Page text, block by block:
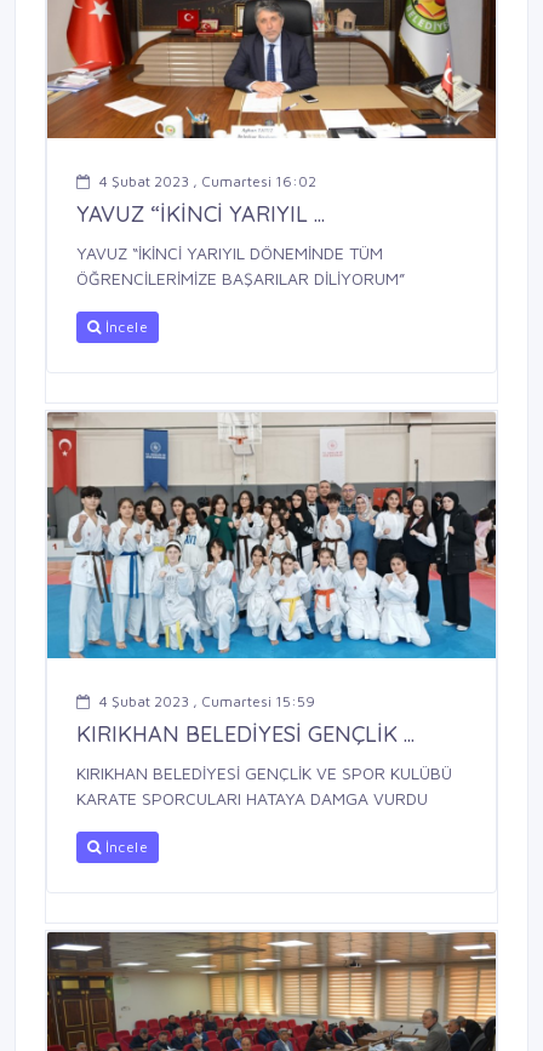
4 Şubat 2023 , Cumartesi 16:02
YAVUZ “İKİNCİ YARIYIL ...
YAVUZ “İKİNCİ YARIYIL DÖNEMİNDE TÜM
ÖĞRENCİLERİMİZE BAŞARILAR DİLİYORUM”
İncele
4 Şubat 2023 , Cumartesi 15:59
KIRIKHAN BELEDİYESİ GENÇLİK ...
KIRIKHAN BELEDİYESİ GENÇLİK VE SPOR KULÜBÜ
KARATE SPORCULARI HATAYA DAMGA VURDU
İncele